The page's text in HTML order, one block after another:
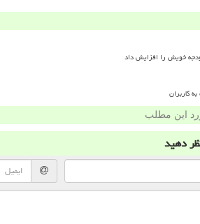
خویش را افزایش داد
کاربران
این مطلب
دهید